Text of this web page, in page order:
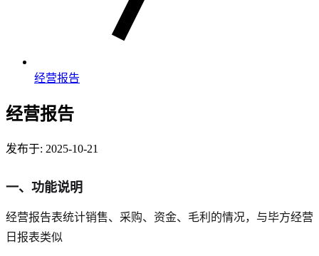
经营报告
经营报告
发布于: 2025-10-21
一、功能说明
经营报告表统计销售、采购、资金、毛利的情况，与毕方经营
日报表类似